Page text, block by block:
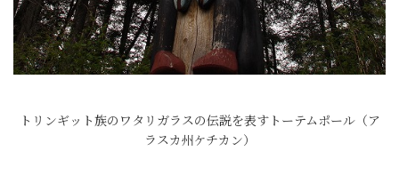
トリンギット族のワタリガラスの伝説を表すトーテムポール（ア
ラスカ州ケチカン）